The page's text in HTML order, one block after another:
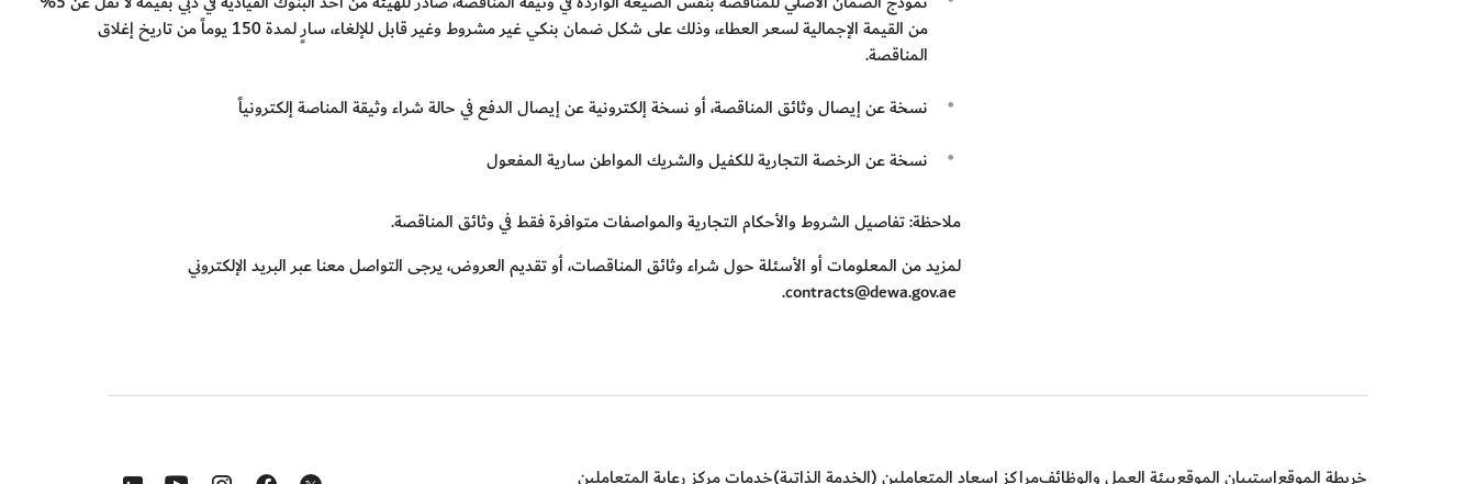
من القيمة الإجمالية لسعر العطاء، وذلك على شكل ضمان بنكي غير مشروط وغير قابل للإلغاء، سارٍ لمدة 150 يوماً من تاريخ إغلاق
المناقصة.
نسخة عن إيصال وثائق المناقصة، أو نسخة إلكترونية عن إيصال الدفع في حالة شراء وثيقة المناصة إلكترونياً
نسخة عن الرخصة التجارية للكفيل والشريك المواطن سارية المفعول
ملاحظة: تفاصيل الشروط والأحكام التجارية والمواصفات متوافرة فقط في وثائق المناقصة.
لمزيد من المعلومات أو الأسئلة حول شراء وثائق المناقصات، أو تقديم العروض، يرجى التواصل معنا عبر البريد الإلكتروني
خريطة الموقعاستبيان الموقعبيئة العمل والوظائفمراكز إسعاد المتعاملين (الخدمة الذاتية)خدمات مركز رعاية المتعاملين Opens in a new window
Opens in a new window
in a new window